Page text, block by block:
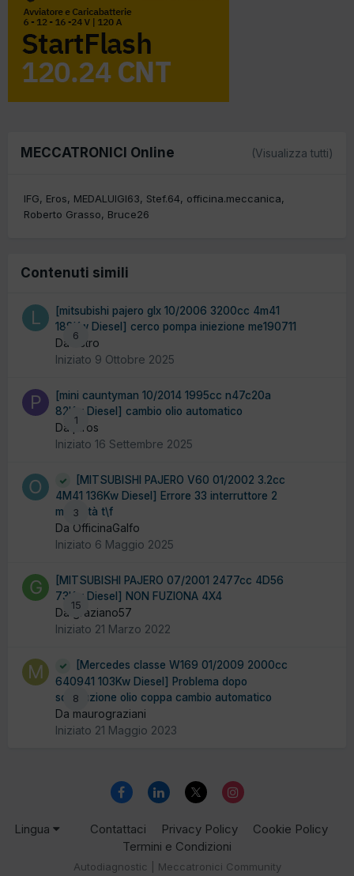
MECCATRONICI Online (Visualizza tutti)
IFG Eros MEDALUIGI63 Stef.64
officina.meccanica
Roberto Grasso
Bruce26
Contenuti simili
6
[mitsubishi pajero glx 10/2006 3200cc 4m41
188Kw Diesel] cerco pompa iniezione me190711
Da liistro
Iniziato 9 Ottobre 2025
1
[mini cauntyman 10/2014 1995cc n47c20a
82Kw Diesel] cambio olio automatico
Da piros
Iniziato 16 Settembre 2025
3
[MITSUBISHI PAJERO V60 01/2002 3.2cc
4M41 136Kw Diesel] Errore 33 interruttore 2
modalità t\f
Da OfficinaGalfo
Iniziato 6 Maggio 2025
15
[MITSUBISHI PAJERO 07/2001 2477cc 4D56
73Kw Diesel] NON FUZIONA 4X4
Da graziano57
Iniziato 21 Marzo 2022
8
[Mercedes classe W169 01/2009 2000cc
640941 103Kw Diesel] Problema dopo
sostituzione olio coppa cambio automatico
Da maurograziani
Iniziato 21 Maggio 2023
Lingua Contattaci Privacy Policy
Cookie Policy
Termini e Condizioni
Autodiagnostic | Meccatronici Community